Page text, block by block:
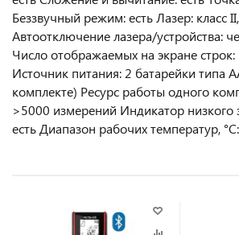
Беззвучный режим: есть Лазер: класс
Автоотключение лазера/устройства:
Число отображаемых на экране
Источник питания: 2 батарейки типа
комплекте) Ресурс работы одного
>5000 измерений Индикатор низкого
есть Диапазон рабочих температур,